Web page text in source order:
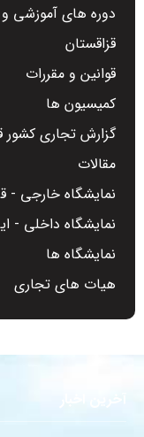
دوره های آموزشی و
قزاقستان
قوانین و مقررات
کمیسیون ها
گزارش تجاری کشور
مقالات
نمایشگاه خارجی -
نمایشگاه داخلی -
نمایشگاه ها
هیات های تجاری